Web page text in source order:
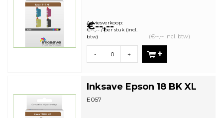
€--,--
Adviesverkoop:
€--,-- / per stuk (incl.
btw)
(€--,-- incl. btw)
- +
Inksave Epson 18 BK XL
E057